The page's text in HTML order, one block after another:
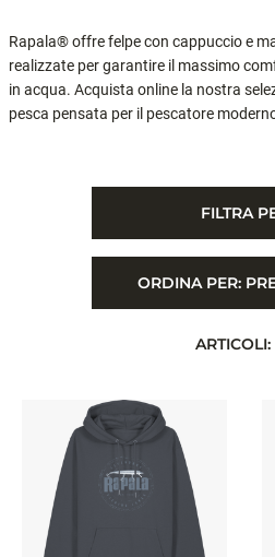
Rapala® offre felpe con cappuccio e
realizzate per garantire il massimo
in acqua. Acquista online la nostra
pesca pensata per il pescatore
FILTRA
ORDINA PER:
ARTICOLI: